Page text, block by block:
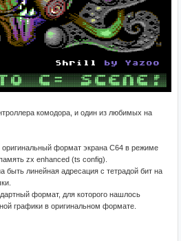
комодора, и один из любимых на
оригинальный формат экрана С64 в режиме
zx enhanced (ts config).
быть линейная адресация с тетрадой бит на
формат, для которого нашлось
графики в оригинальном формате.